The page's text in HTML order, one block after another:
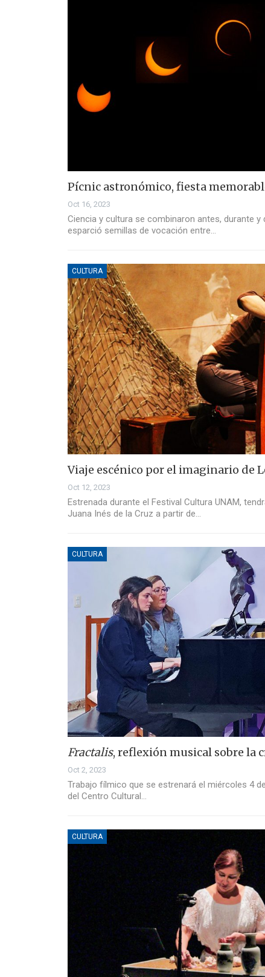
Pícnic astronómico, fiesta
Oct 16, 2023
Ciencia y cultura se combinaron antes, durante
esparció semillas de vocación entre…
CULTURA
Viaje escénico por el imaginario de
Oct 12, 2023
Estrenada durante el Festival Cultura UNAM,
Juana Inés de la Cruz a partir de…
CULTURA
Fractalis, reflexión musical sobre la
Oct 2, 2023
Trabajo fílmico que se estrenará el miércoles 4
del Centro Cultural…
CULTURA